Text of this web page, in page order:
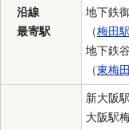
沿線
最寄駅
地下鉄
（梅田
地下鉄
（東梅
新大阪
大阪駅